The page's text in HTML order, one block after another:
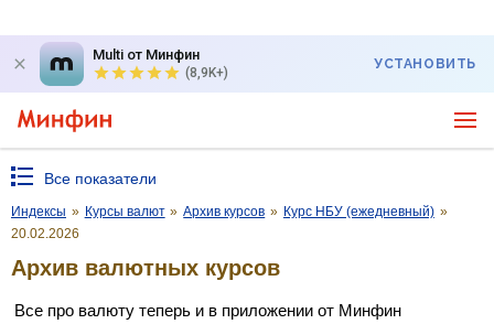
Multi от Минфин
(8,9K+)
УСТАНОВИТЬ
Все показатели
Индексы » Курсы валют » Архив курсов » Курс НБУ (ежедневный) »
20.02.2026
Архив валютных курсов
Все про валюту теперь и в приложении от Минфин